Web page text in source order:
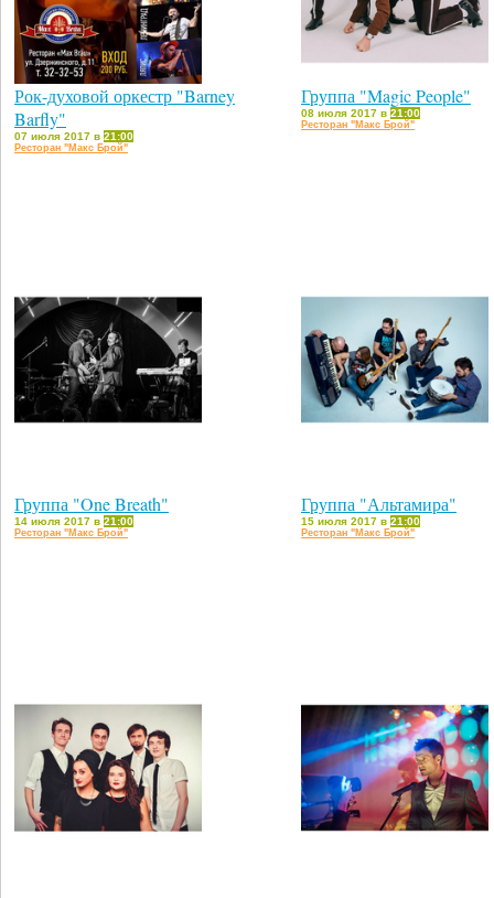
Рок-духовой оркестр "Barney
Barfly"
07 июля 2017 в 21:00
Ресторан "Макс Брой"
Группа "Magic People"
08 июля 2017 в 21:00
Ресторан "Макс Брой"
Группа "One Breath"
14 июля 2017 в 21:00
Ресторан "Макс Брой"
Группа "Альтамира"
15 июля 2017 в 21:00
Ресторан "Макс Брой"